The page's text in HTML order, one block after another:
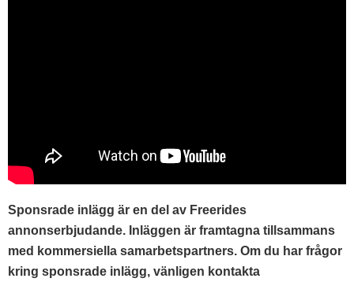
Sponsrade inlägg är en del av Freerides
annonserbjudande. Inläggen är framtagna tillsammans
med kommersiella samarbetspartners. Om du har frågor
kring sponsrade inlägg, vänligen kontakta